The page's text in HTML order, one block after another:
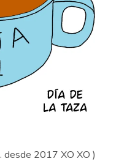
desde 2017 XO XO )